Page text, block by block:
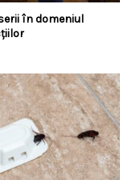
în domeniul